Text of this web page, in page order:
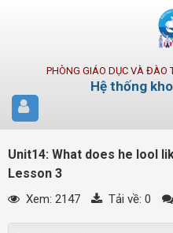
PHÒNG GIÁO DỤC VÀ ĐÀO
Hệ thống
Unit14: What does he lool
Lesson 3
Xem: 2147 Tải về: 0